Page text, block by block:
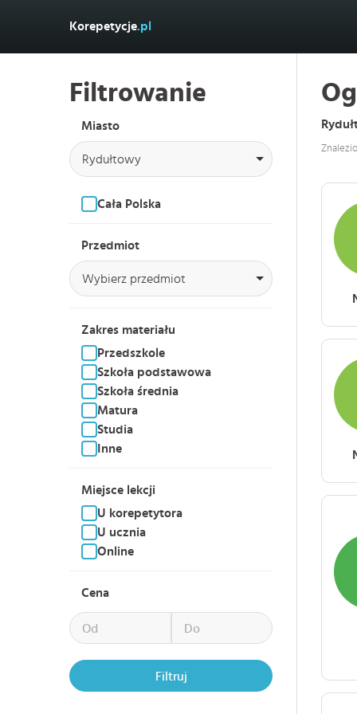
Korepetycje.pl
Filtrowanie
Miasto
Rydułtowy
Cała Polska
Przedmiot
Wybierz przedmiot
Zakres materiału
Przedszkole
Szkoła podstawowa
Szkoła średnia
Matura
Studia
Inne
Miejsce lekcji
U korepetytora
U ucznia
Online
Cena
Filtruj